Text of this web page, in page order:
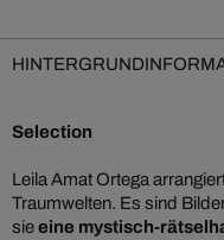
Selection
Leila Amat Ortega
Traumwelten. Es sind
sieeine mystisch-